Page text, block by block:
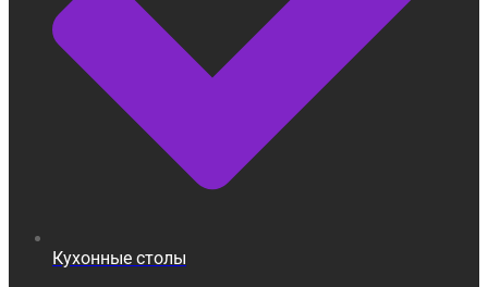
Кухонные столы